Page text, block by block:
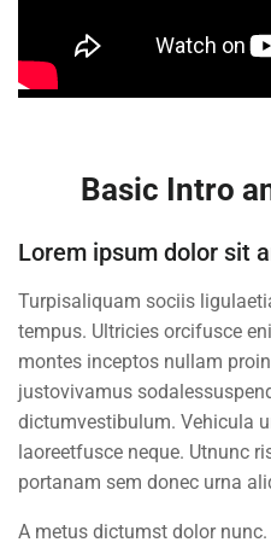
Analog and descrete time
Build Your Own Functions
Section 3
Basic Intro
Lorem ipsum dolor sit
Turpisaliquam sociis
tempus. Ultricies orcifusce
montes inceptos nullam
justovivamus
dictumvestibulum. Vehicula
laoreetfusce neque. Utnunc
portanam sem donec urna
A metus dictumst dolor
Contact